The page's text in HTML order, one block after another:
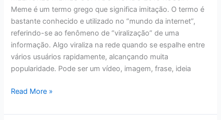
Meme é um termo grego que significa imitação. O termo é
bastante conhecido e utilizado no “mundo da internet”,
referindo-se ao fenômeno de “viralização” de uma
informação. Algo viraliza na rede quando se espalhe entre
vários usuários rapidamente, alcançando muita
popularidade. Pode ser um vídeo, imagem, frase, ideia
MELHORES
COPA
Read More »